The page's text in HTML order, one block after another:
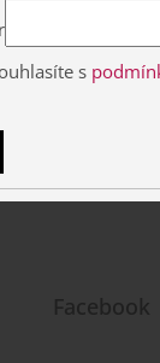
s
Facebook